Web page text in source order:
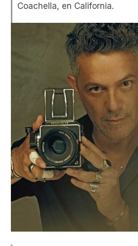
Coachella, en California.